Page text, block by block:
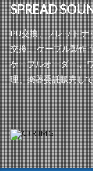
SPREAD
PU交換、フレット
交換 、ケーブル製作
ケーブルオーダー 、
理、楽器委託販売し